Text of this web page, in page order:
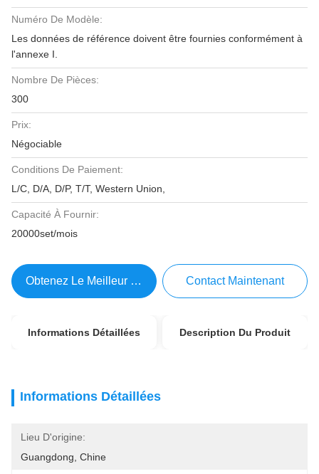
Numéro De Modèle:
Les données de référence doivent être fournies conformément à
l'annexe I.
Nombre De Pièces:
300
Prix:
Négociable
Conditions De Paiement:
L/C, D/A, D/P, T/T, Western Union,
Capacité À Fournir:
20000set/mois
Obtenez Le Meilleur Prix Contact Maintenant
Informations Détaillées Description Du Produit
Informations Détaillées
Lieu D'origine:
Guangdong, Chine